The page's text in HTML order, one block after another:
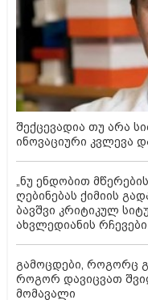
შექცევადია თუ არა
ინოვაციური კვლევა
„ნუ ენდობით
ღებინებას ქიმიის
ბავშვი კრიტიკულ
ახვლედიანის რჩევები
გამოცდები, როგორც
როგორ დავიცვათ
მომავალი